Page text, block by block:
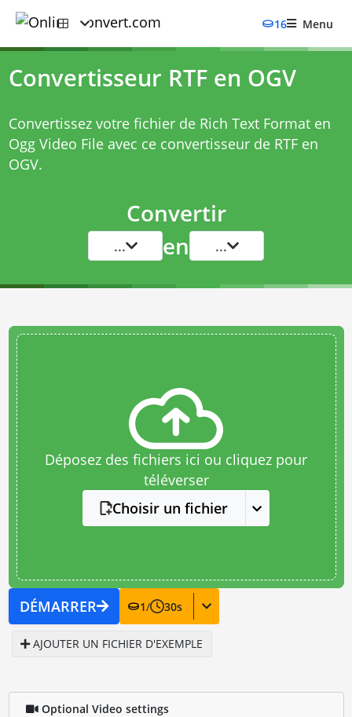
16 Menu
Convertisseur RTF en OGV
Convertissez votre fichier de Rich Text Format en
Ogg Video File avec ce convertisseur de RTF en
OGV.
Convertir
... en ...
Déposez des fichiers ici ou cliquez pour
téléverser
Choisir un fichier
DÉMARRER 1/ 30s
AJOUTER UN FICHIER D'EXEMPLE
Optional Video settings